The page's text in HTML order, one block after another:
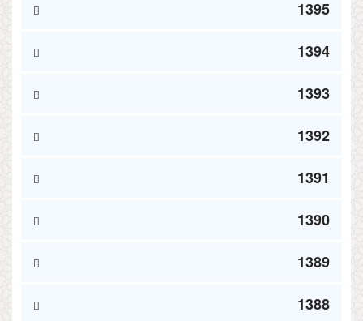
1395
1394
1393
1392
1391
1390
1389
1388